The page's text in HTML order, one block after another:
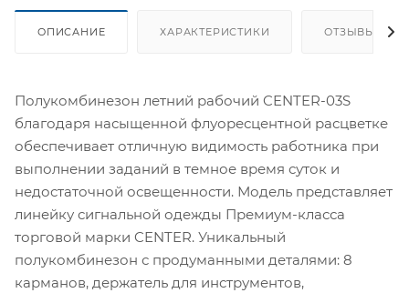
ОПИСАНИЕ ХАРАКТЕРИСТИКИ ОТЗЫВЫ
Полукомбинезон летний рабочий CENTER-03S
благодаря насыщенной флуоресцентной расцветке
обеспечивает отличную видимость работника при
выполнении заданий в темное время суток и
недостаточной освещенности. Модель представляет
линейку сигнальной одежды Премиум-класса
торговой марки CENTER. Уникальный
полукомбинезон с продуманными деталями: 8
карманов, держатель для инструментов,